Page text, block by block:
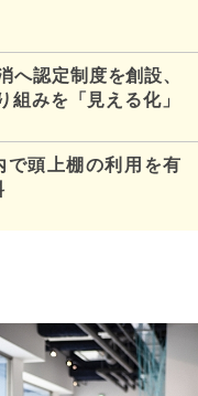
へ認定制度を創設、
組みを「見える化」
頭上棚の利用を有